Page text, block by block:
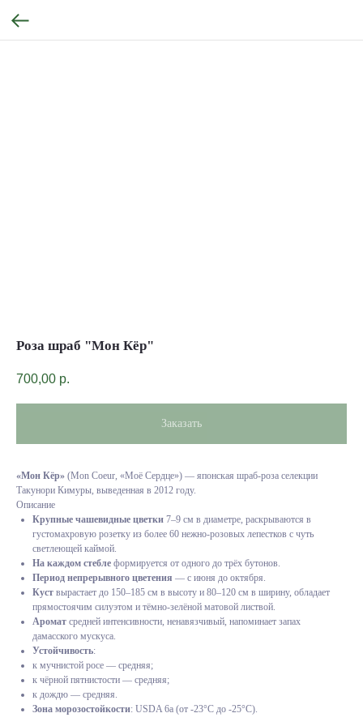
Роза шраб "Мон Кёр"
700,00 р.
Заказать
«Мон Кёр» (Mon Coeur, «Моё Сердце») — японская шраб-роза селекции
Такунори Кимуры, выведенная в 2012 году.
Описание
Крупные чашевидные цветки 7–9 см в диаметре, раскрываются в
густомахровую розетку из более 60 нежно-розовых лепестков с чуть
светлеющей каймой.
На каждом стебле формируется от одного до трёх бутонов.
Период непрерывного цветения — с июня до октября.
Куст вырастает до 150–185 см в высоту и 80–120 см в ширину, обладает
прямостоячим силуэтом и тёмно-зелёной матовой листвой.
Аромат средней интенсивности, ненавязчивый, напоминает запах
дамасского мускуса.
Устойчивость:
к мучнистой росе — средняя;
к чёрной пятнистости — средняя;
к дождю — средняя.
Зона морозостойкости: USDA 6a (от -23°С до -25°С).